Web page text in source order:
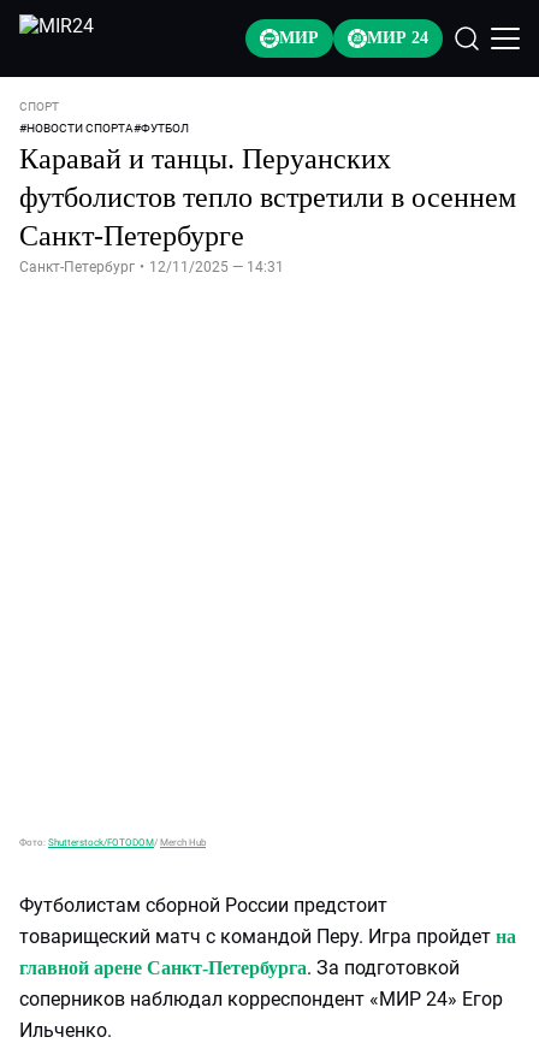
МИР МИР 24
СПОРТ
#НОВОСТИ СПОРТА#ФУТБОЛ
Каравай и танцы. Перуанских
футболистов тепло встретили в осеннем
Санкт-Петербурге
Санкт-Петербург • 12/11/2025 — 14:31
Фото: Shutterstock/FOTODOM/ Merch Hub
Футболистам сборной России предстоит
товарищеский матч с командой Перу. Игра пройдет на
главной арене Санкт-Петербурга. За подготовкой
соперников наблюдал корреспондент «МИР 24» Егор
Ильченко.